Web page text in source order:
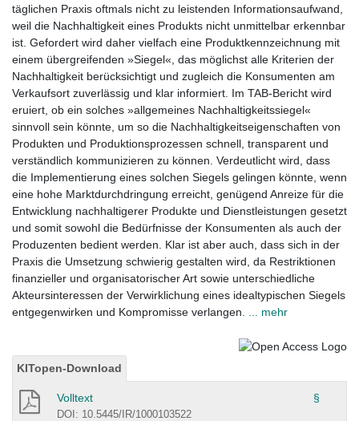
täglichen Praxis oftmals nicht zu leistenden Informationsaufwand,
weil die Nachhaltigkeit eines Produkts nicht unmittelbar erkennbar
ist. Gefordert wird daher vielfach eine Produktkennzeichnung mit
einem übergreifenden »Siegel«, das möglichst alle Kriterien der
Nachhaltigkeit berücksichtigt und zugleich die Konsumenten am
Verkaufsort zuverlässig und klar informiert. Im TAB-Bericht wird
eruiert, ob ein solches »allgemeines Nachhaltigkeitssiegel«
sinnvoll sein könnte, um so die Nachhaltigkeitseigenschaften von
Produkten und Produktionsprozessen schnell, transparent und
verständlich kommunizieren zu können. Verdeutlicht wird, dass
die Implementierung eines solchen Siegels gelingen könnte, wenn
eine hohe Marktdurchdringung erreicht, genügend Anreize für die
Entwicklung nachhaltigerer Produkte und Dienstleistungen gesetzt
und somit sowohl die Bedürfnisse der Konsumenten als auch der
Produzenten bedient werden. Klar ist aber auch, dass sich in der
Praxis die Umsetzung schwierig gestalten wird, da Restriktionen
finanzieller und organisatorischer Art sowie unterschiedliche
Akteursinteressen der Verwirklichung eines idealtypischen Siegels
entgegenwirken und Kompromisse verlangen.
... mehr
KITopen-Download
Volltext §
DOI: 10.5445/IR/1000103522